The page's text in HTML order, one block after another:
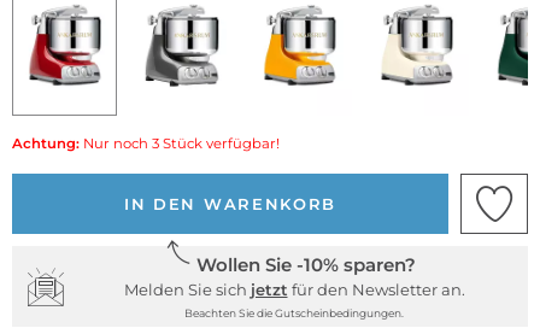
Achtung: Nur noch 3 Stück verfügbar!
IN DEN WARENKORB
Wollen Sie -10% sparen?
Melden Sie sich jetzt für den Newsletter an.
Beachten Sie die Gutscheinbedingungen.